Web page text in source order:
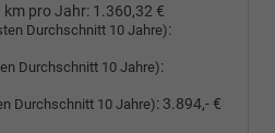
km pro Jahr: 1.360,32 €
Durchschnitt 10 Jahre):
Durchschnitt 10 Jahre):
Durchschnitt 10 Jahre): 3.894,- €